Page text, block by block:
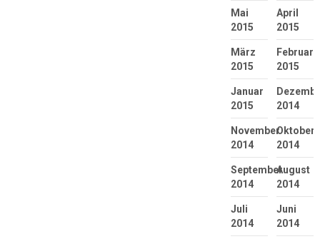
Mai
2015
April
2015
März
2015
Februar
2015
Januar
2015
2014
November
2014
Oktober
2014
September
2014
August
2014
Juli
2014
Juni
2014